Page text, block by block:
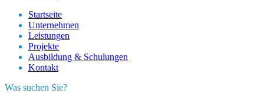
Startseite
Unternehmen
Leistungen
Projekte
Ausbildung & Schulungen
Kontakt
Was suchen Sie?